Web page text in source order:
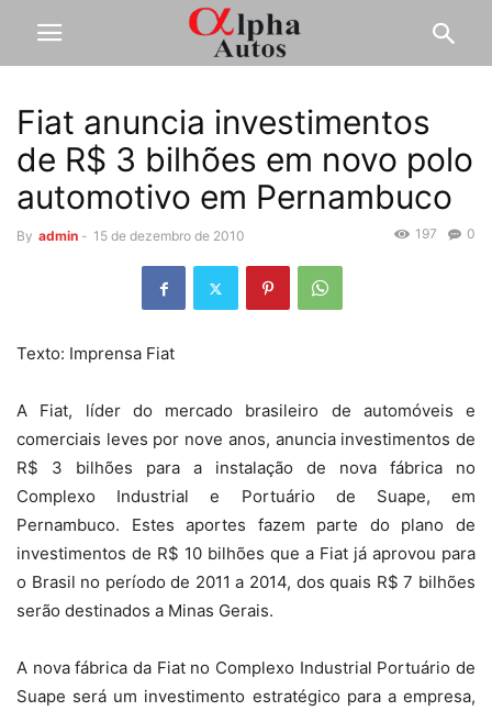
Fiat anuncia investimentos
de R$ 3 bilhões em novo polo
automotivo em Pernambuco
By admin - 15 de dezembro de 2010 0
197
Texto: Imprensa Fiat
A Fiat, líder do mercado brasileiro de automóveis e
comerciais leves por nove anos, anuncia investimentos de
R$ 3 bilhões para a instalação de nova fábrica no
Complexo Industrial e Portuário de Suape, em
Pernambuco. Estes aportes fazem parte do plano de
investimentos de R$ 10 bilhões que a Fiat já aprovou para
o Brasil no período de 2011 a 2014, dos quais R$ 7 bilhões
serão destinados a Minas Gerais.
A nova fábrica da Fiat no Complexo Industrial Portuário de
Suape será um investimento estratégico para a empresa,